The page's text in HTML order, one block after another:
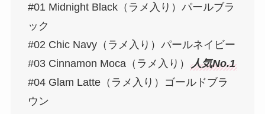
#01 Midnight Black（ラメ入り）パールブラ
ック
#02 Chic Navy（ラメ入り）パールネイビー
#03 Cinnamon Moca（ラメ入り） 人気No.1
#04 Glam Latte（ラメ入り）ゴールドブラ
ウン